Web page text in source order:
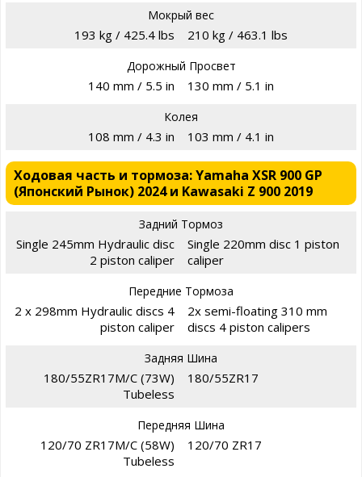
Мокрый вес
193 kg / 425.4 lbs 210 kg / 463.1 lbs
Дорожный Просвет
140 mm / 5.5 in 130 mm / 5.1 in
Колея
108 mm / 4.3 in 103 mm / 4.1 in
Ходовая часть и тормоза: Yamaha XSR 900 GP
(Японский Рынок) 2024 и Kawasaki Z 900 2019
Задний Тормоз
Single 245mm Hydraulic disc
2 piston caliper
Single 220mm disc 1 piston
caliper
Передние Тормоза
2 x 298mm Hydraulic discs 4
piston caliper
2x semi-floating 310 mm
discs 4 piston calipers
Задняя Шина
180/55ZR17M/C (73W)
Tubeless
180/55ZR17
Передняя Шина
120/70 ZR17M/C (58W)
Tubeless
120/70 ZR17